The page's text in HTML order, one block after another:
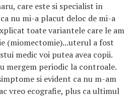
care este si specialist in
nu mi-a placut deloc de mi-a
toate variantele care le am
(miomectomie)...uterul a fost
medic voi putea avea copii.
mergem periodic la controale.
si evident ca nu m-am
vreo ecografie, plus ca ultimul